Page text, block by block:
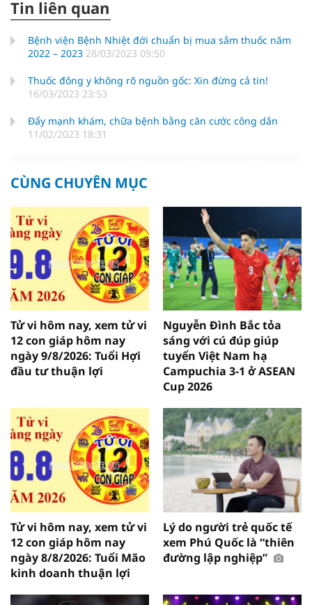
Tin liên quan
Bệnh viện Bệnh Nhiệt đới chuẩn bị mua sắm thuốc năm
2022 – 2023 28/03/2023 09:50
Thuốc đông y không rõ nguồn gốc: Xin đừng cả tin!
16/03/2023 23:53
Đẩy mạnh khám, chữa bệnh bằng căn cước công dân
11/02/2023 18:31
CÙNG CHUYÊN MỤC
Tử vi hôm nay, xem tử vi
12 con giáp hôm nay
ngày 9/8/2026: Tuổi Hợi
đầu tư thuận lợi
Nguyễn Đình Bắc tỏa
sáng với cú đúp giúp
tuyển Việt Nam hạ
Campuchia 3-1 ở ASEAN
Cup 2026
Tử vi hôm nay, xem tử vi
12 con giáp hôm nay
ngày 8/8/2026: Tuổi Mão
kinh doanh thuận lợi
Lý do người trẻ quốc tế
xem Phú Quốc là “thiên
đường lập nghiệp”